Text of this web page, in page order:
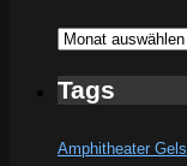
Archive
Tags
Amphitheater